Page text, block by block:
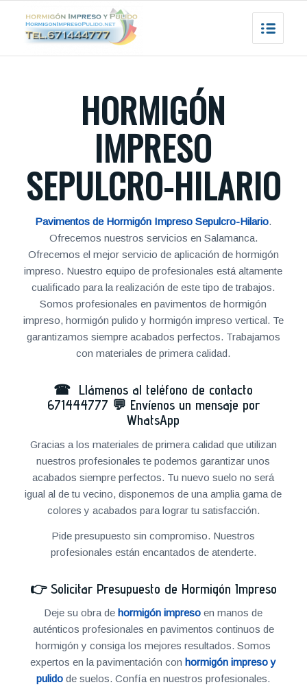
HORMIGÓN
IMPRESO
SEPULCRO-HILARIO
Pavimentos de Hormigón Impreso Sepulcro-Hilario.
Ofrecemos nuestros servicios en Salamanca.
Ofrecemos el mejor servicio de aplicación de hormigón
impreso. Nuestro equipo de profesionales está altamente
cualificado para la realización de este tipo de trabajos.
Somos profesionales en pavimentos de hormigón
impreso, hormigón pulido y hormigón impreso vertical. Te
garantizamos siempre acabados perfectos. Trabajamos
con materiales de primera calidad.
☎ Llámenos al teléfono de contacto
671444777 💬 Envíenos un mensaje por
WhatsApp
Gracias a los materiales de primera calidad que utilizan
nuestros profesionales te podemos garantizar unos
acabados siempre perfectos. Tu nuevo suelo no será
igual al de tu vecino, disponemos de una amplia gama de
colores y acabados para lograr tu satisfacción.
Pide presupuesto sin compromiso. Nuestros
profesionales están encantados de atenderte.
👉 Solicitar Presupuesto de Hormigón Impreso
Deje su obra dehormigón impreso en manos de
auténticos profesionales en pavimentos continuos de
hormigón y consiga los mejores resultados. Somos
expertos en la pavimentación conhormigón impreso y
pulido de suelos. Confía en nuestros profesionales.